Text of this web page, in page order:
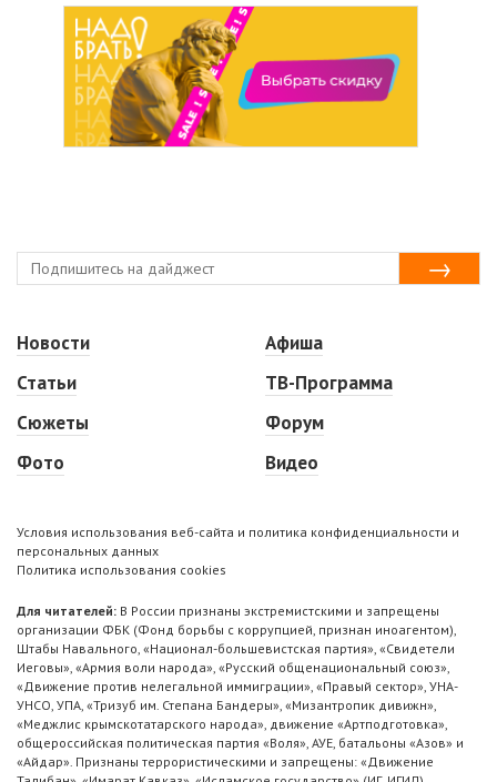
Новости
Статьи
Сюжеты
Фото
Афиша
ТВ-Программа
Форум
Видео
Условия использования веб-сайта и политика конфиденциальности и
персональных данных
Политика использования cookies
Для читателей: В России признаны экстремистскими и запрещены
организации ФБК (Фонд борьбы с коррупцией, признан иноагентом),
Штабы Навального, «Национал-большевистская партия», «Свидетели
Иеговы», «Армия воли народа», «Русский общенациональный союз»,
«Движение против нелегальной иммиграции», «Правый сектор», УНА-
УНСО, УПА, «Тризуб им. Степана Бандеры», «Мизантропик дивижн»,
«Меджлис крымскотатарского народа», движение «Артподготовка»,
общероссийская политическая партия «Воля», АУЕ, батальоны «Азов» и
«Айдар». Признаны террористическими и запрещены: «Движение